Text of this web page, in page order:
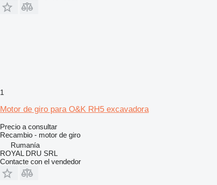
1
Motor de giro para O&K RH5 excavadora
Precio a consultar
Recambio - motor de giro
Rumanía
ROYAL DRU SRL
Contacte con el vendedor